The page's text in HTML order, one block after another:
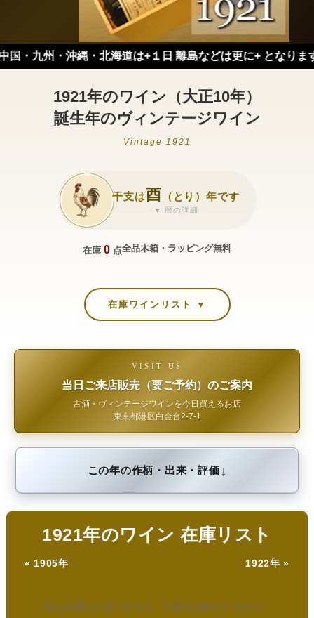
・沖縄・北海道は+１日 離島などは更に+ となります。）
1921年のワイン（大正10年）
誕生年のヴィンテージワイン
Vintage 1921
干支は酉 （とり）年です
▼ 暦の詳細
在庫 0 点全品木箱・ラッピング無料
在庫ワインリスト ▼
VISIT US
当日ご来店販売（要ご予約）のご案内
古酒・ヴィンテージワインを今日買えるお店
東京都港区白金台2-7-1
この年の作柄・出来・評価↓
1921年のワイン 在庫リスト
« 1905年 1922年 »
現在在庫はございません。入荷をお待ちください。